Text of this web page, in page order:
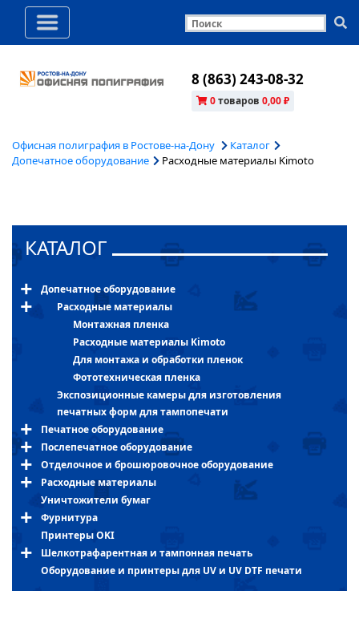
8 (863) 243-08-32
0товаров 0,00 ₽
Офисная полиграфия в Ростове-на-Дону
Каталог
Допечатное оборудование
Расходные материалы Kimoto
КАТАЛОГ
Допечатное оборудование
Расходные материалы
Монтажная пленка
Расходные материалы Kimoto
Для монтажа и обработки пленок
Фототехническая пленка
Экспозиционные камеры для изготовления
печатных форм для тампопечати
Печатное оборудование
Послепечатное оборудование
Отделочное и брошюровочное оборудование
Расходные материалы
Уничтожители бумаг
Фурнитура
Принтеры OKI
Шелкотрафарентная и тампонная печать
Оборудование и принтеры для UV и UV DTF печати